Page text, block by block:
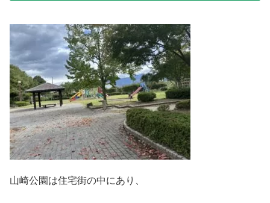
山崎公園は住宅街の中にあり、